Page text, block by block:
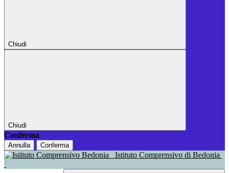
Chiudi
Chiudi
Conferma
Annulla Conferma
Istituto Comprensivo di Bedonia